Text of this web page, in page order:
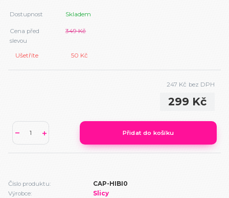
Dostupnost Skladem
Cena před
slevou
349 Kč
Ušetříte 50 Kč
299 Kč
247 Kč bez DPH
Přidat do košíku
Číslo produktu:
CAP-HIBI0
Výrobce:
Slicy